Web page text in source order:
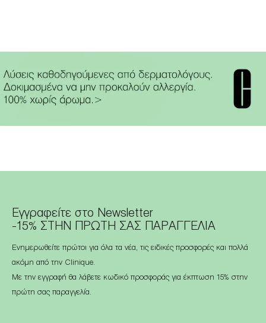
Εγγραφείτε στο Newsletter
-15% ΣΤΗΝ ΠΡΩΤΗ ΣΑΣ ΠΑΡΑΓΓΕΛΙΑ
Ενημερωθείτε πρώτοι για όλα τα νέα, τις ειδικές προσφορές και πολλά
ακόμη από την Clinique.
Με την εγγραφή θα λάβετε κωδικό προσφοράς για έκπτωση 15% στην
πρώτη σας παραγγελία.